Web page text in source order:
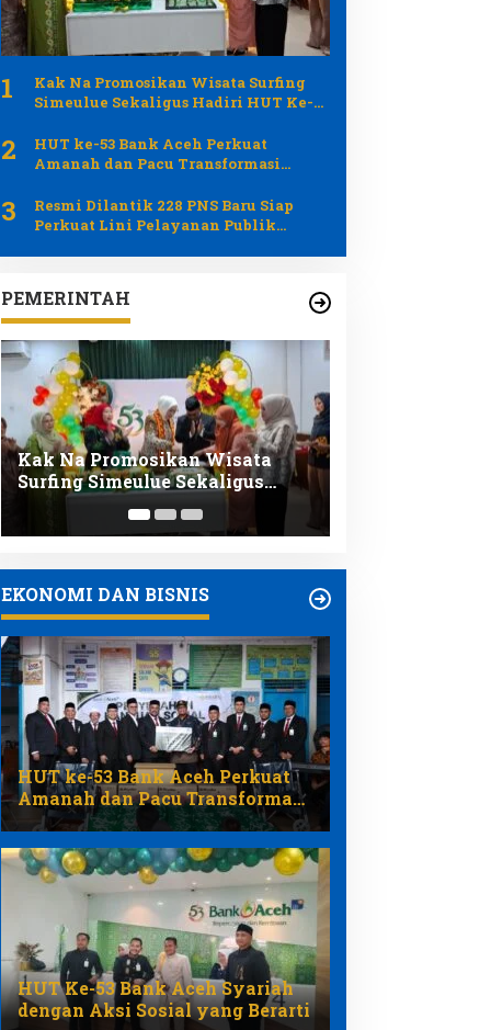
1
Kak Na Promosikan Wisata Surfing
Simeulue Sekaligus Hadiri HUT Ke-53
2
HUT ke-53 Bank Aceh Perkuat
Amanah dan Pacu Transformasi
3
Resmi Dilantik 228 PNS Baru Siap
Perkuat Lini Pelayanan Publik
PEMERINTAH
Resmi Dilantik 228 PNS Baru
Siap Perkuat Lini Pelayanan
Publik Pemerintah Aceh
EKONOMI DAN BISNIS
HUT ke-53 Bank Aceh Perkuat
Amanah dan Pacu Transformasi
Ekonomi Syariah Aceh
HUT Ke-53 Bank Aceh Syariah
dengan Aksi Sosial yang Berarti